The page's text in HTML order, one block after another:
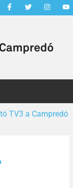
TV3 a Campredó